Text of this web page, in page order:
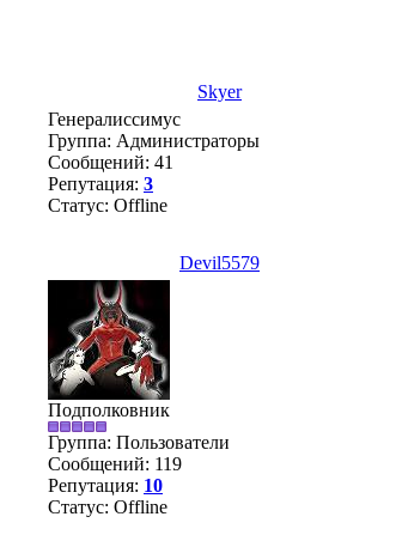
Skyer
Генералиссимус
Группа: Администраторы
Сообщений: 41
Репутация: 3
Статус: Offline
Devil5579
Подполковник
Группа: Пользователи
Сообщений: 119
Репутация: 10
Статус: Offline